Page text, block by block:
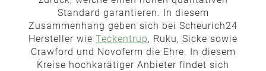
Standard garantieren. In diesem
Zusammenhang geben sich bei Scheurich24
Hersteller wie Teckentrup, Ruku, Sicke sowie
Crawford und Novoferm die Ehre. In diesem
Kreise hochkarätiger Anbieter findet sich